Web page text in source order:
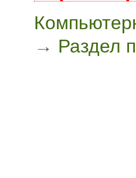
→ Раздел